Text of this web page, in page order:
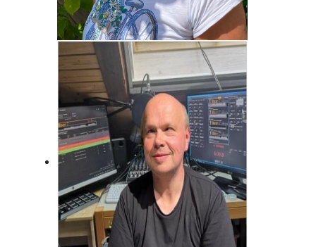
Brigitte Habeck
Immer da, wo was los ist! Fränkisch
frech!